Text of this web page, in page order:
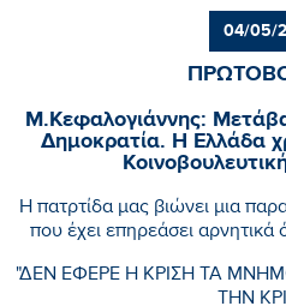
04/05/
Μ.Κεφαλογιάννης:
Δημοκρατία. Η Ελλάδα
Η πατρτίδα μας βιώνει μια
που έχει επηρεάσει αρνητικά
"ΔΕΝ ΕΦΕΡΕ Η ΚΡΙΣΗ ΤΑ
ΤΗΝ